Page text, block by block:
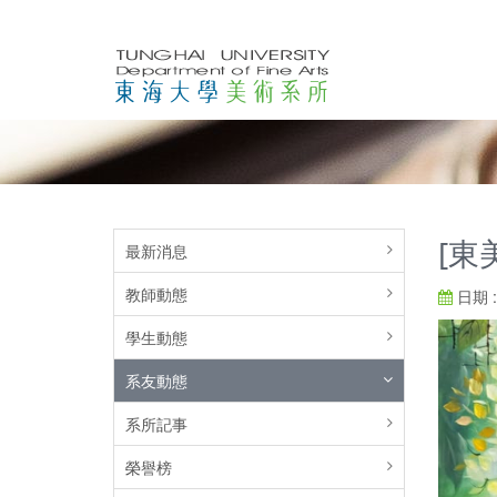
最新消息
教師動態
學生動態
系友動態
系所記事
榮譽榜
[東
日期